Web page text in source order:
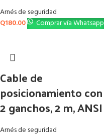
Arnés de seguridad
Q180.00 Comprar vía Whatsapp
Cable de
posicionamiento con
2 ganchos, 2 m, ANSI
Arnés de seguridad